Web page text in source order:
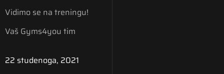
Vidimo se na treningu!
Vaš Gyms4you tim
22 studenoga, 2021